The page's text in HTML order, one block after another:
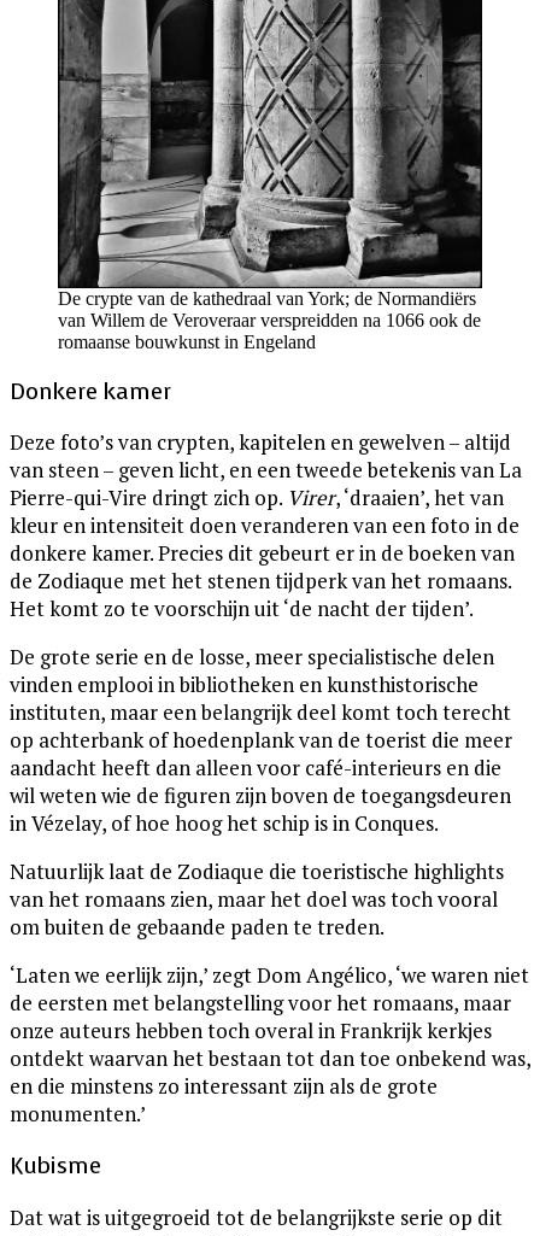
De crypte van de kathedraal van York; de Normandiërs
van Willem de Veroveraar verspreidden na 1066 ook de
romaanse bouwkunst in Engeland
Donkere kamer
Deze foto’s van crypten, kapitelen en gewelven – altijd
van steen – geven licht, en een tweede betekenis van La
Pierre-qui-Vire dringt zich op. Virer, ‘draaien’, het van
kleur en intensiteit doen veranderen van een foto in de
donkere kamer. Precies dit gebeurt er in de boeken van
de Zodiaque met het stenen tijdperk van het romaans.
Het komt zo te voorschijn uit ‘de nacht der tijden’.
De grote serie en de losse, meer specialistische delen
vinden emplooi in bibliotheken en kunsthistorische
instituten, maar een belangrijk deel komt toch terecht
op achterbank of hoedenplank van de toerist die meer
aandacht heeft dan alleen voor café-interieurs en die
wil weten wie de figuren zijn boven de toegangsdeuren
in Vézelay, of hoe hoog het schip is in Conques.
Natuurlijk laat de Zodiaque die toeristische highlights
van het romaans zien, maar het doel was toch vooral
om buiten de gebaande paden te treden.
‘Laten we eerlijk zijn,’ zegt Dom Angélico, ‘we waren niet
de eersten met belangstelling voor het romaans, maar
onze auteurs hebben toch overal in Frankrijk kerkjes
ontdekt waarvan het bestaan tot dan toe onbekend was,
en die minstens zo interessant zijn als de grote
monumenten.’
Kubisme
Dat wat is uitgegroeid tot de belangrijkste serie op dit